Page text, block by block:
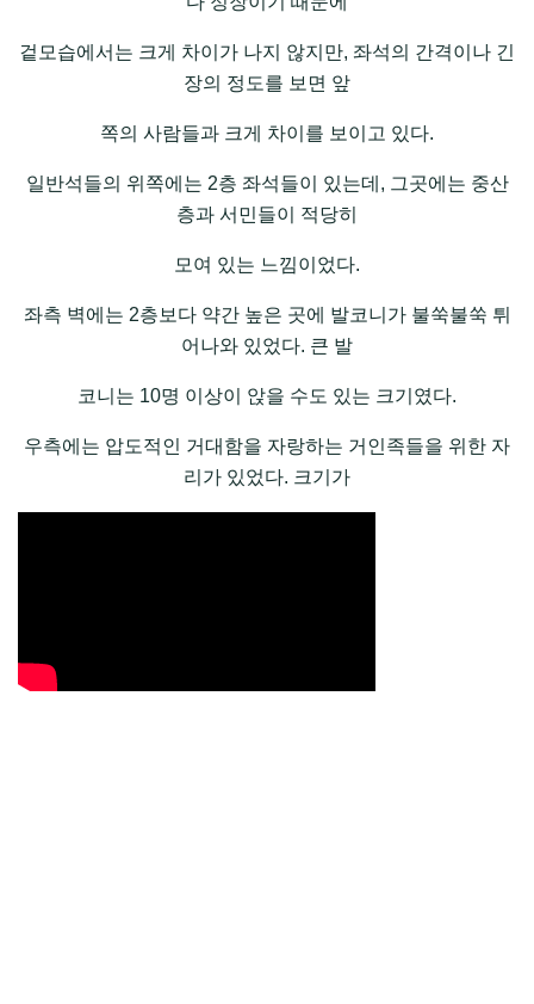
겉모습에서는 크게 차이가 나지 않지만, 좌석의 간격이나 긴
장의 정도를 보면 앞
쪽의 사람들과 크게 차이를 보이고 있다.
일반석들의 위쪽에는 2층 좌석들이 있는데, 그곳에는 중산
층과 서민들이 적당히
모여 있는 느낌이었다.
좌측 벽에는 2층보다 약간 높은 곳에 발코니가 불쑥불쑥 튀
어나와 있었다. 큰 발
코니는 10명 이상이 앉을 수도 있는 크기였다.
우측에는 압도적인 거대함을 자랑하는 거인족들을 위한 자
리가 있었다. 크기가